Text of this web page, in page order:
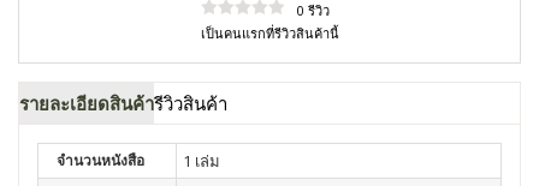
0 รีวิว
เป็นคนแรกที่รีวิวสินค้านี้
รายละเอียดสินค้ารีวิวสินค้า
จำนวนหนังสือ 1 เล่ม